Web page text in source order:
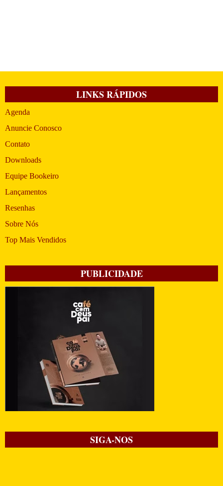
LINKS RÁPIDOS
Agenda
Anuncie Conosco
Contato
Downloads
Equipe Bookeiro
Lançamentos
Resenhas
Sobre Nós
Top Mais Vendidos
PUBLICIDADE
SIGA-NOS